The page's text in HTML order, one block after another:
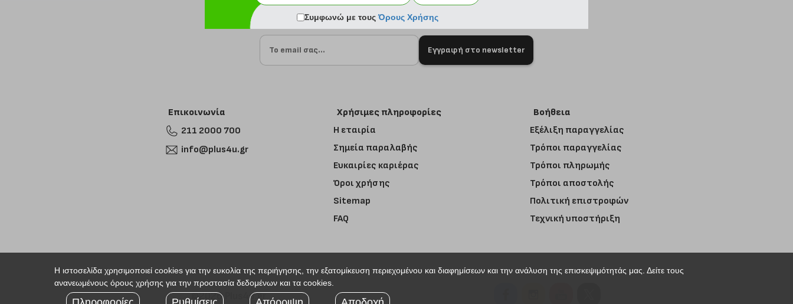
Εγγραφή στο newsletter
Επικοινωνία
211 2000 700
info@plus4u.gr
Χρήσιμες πληροφορίες
Η εταιρία
Σημεία παραλαβής
Ευκαιρίες καριέρας
Όροι χρήσης
Sitemap
FAQ
Βοήθεια
Εξέλιξη παραγγελίας
Τρόποι παραγγελίας
Τρόποι πληρωμής
Τρόποι αποστολής
Πολιτική επιστροφών
Τεχνική υποστήριξη
©2026 Plus4u.gr
Συμφωνώ με τουςΌρους Χρήσης
Η ιστοσελίδα χρησιμοποιεί cookies για την ευκολία της περιήγησης, την εξατομίκευση περιεχομένου και διαφημίσεων και την ανάλυση της επισκεψιμότητάς μας. Δείτε τους
ανανεωμένους όρους χρήσης για την προστασία δεδομένων και τα cookies.